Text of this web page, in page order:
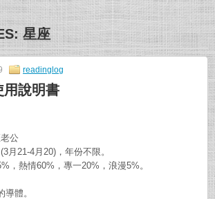
星座
readinglog
用說明書
公
月21-4月20)，年份不限。
，熱情60%，專一20%，浪漫5%。
體。